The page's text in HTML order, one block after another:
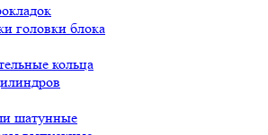
головки блока
кольца
шатунные